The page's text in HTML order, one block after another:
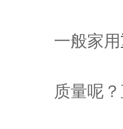
一般家用
质量呢